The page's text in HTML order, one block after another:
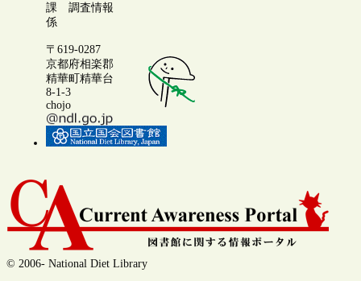
課 調査情報
係
〒619-0287
京都府相楽郡
精華町精華台
8-1-3
chojo
© 2006- National Diet Library